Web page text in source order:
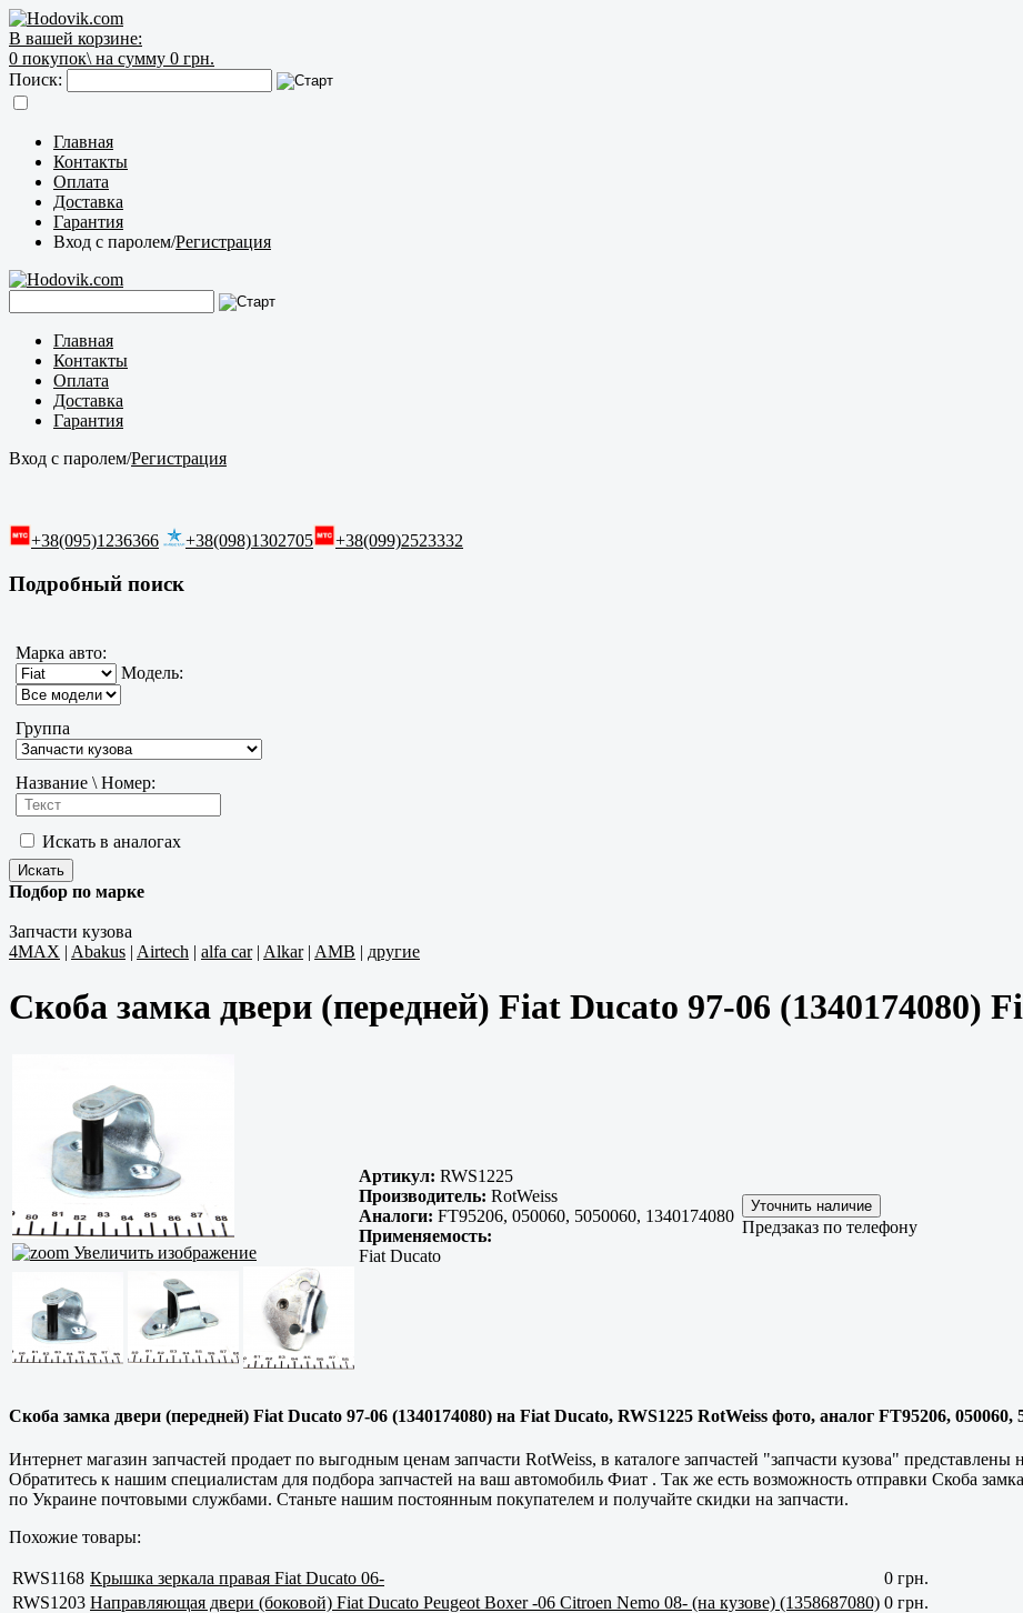
В вашей корзине:
0 покупок\ на сумму 0 грн.
Поиск:
Главная
Контакты
Оплата
Доставка
Гарантия
Вход с паролем/Регистрация
Главная
Контакты
Оплата
Доставка
Гарантия
Вход с паролем/Регистрация
+38(095)1236366 +38(098)1302705 +38(099)2523332
Подробный поиск
Марка авто:
Модель:
Группа
Название \ Номер:
Искать в аналогах
Подбор по марке
Запчасти кузова
4MAX | Abakus | Airtech | alfa car| Alkar| AMB | другие
Скоба замка двери (передней) Fiat Ducato 97-06 (1340174080)
Увеличить изображение
Артикул: RWS1225
Производитель: RotWeiss
Аналоги: FT95206, 050060, 5050060, 1340174080
Применяемость:
Fiat Ducato
Предзаказ по телефону
Скоба замка двери (передней) Fiat Ducato 97-06 (1340174080) на Fiat Ducato, RWS1225 RotWeiss фото, аналог FT95206, 050060,
Интернет магазин запчастей продает по выгодным ценам запчасти RotWeiss, в каталоге запчастей "запчасти кузова"
Обратитесь к нашим специалистам для подбора запчастей на ваш автомобиль Фиат . Так же есть возможность отправки Скоба
по Украине почтовыми службами. Станьте нашим постоянным покупателем и получайте скидки на запчасти.
Похожие товары:
RWS1168 Крышка зеркала правая Fiat Ducato 06-
0 грн.
RWS1203 Направляющая двери (боковой) Fiat Ducato Peugeot Boxer -06 Citroen Nemo 08- (на кузове) (1358687080) 0 грн.